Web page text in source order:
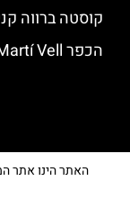
קוסטה ברווה
הכפר Sant Martí Vell (30 דקות נסיעה מגירונה)
האתר הינו אתר